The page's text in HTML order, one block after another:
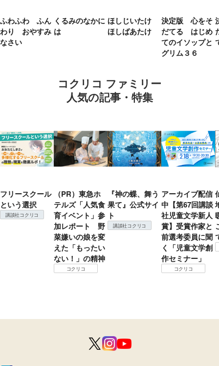
ふわふわ ふん
わり おやすみ
なさい
くるみのなかに
は
ほしじいたけ
ほしばあたけ
決定版 心をそ
だてる はじめ
てのイソップと
グリム３６
コクリコ ファミリー
人気の記事・特集
フリースクール
という選択
講談社コクリコ
（PR）東急ホ
テルズ「人気食
育イベント」参
加レポート 野
菜嫌いの娘を変
えた「もったい
ない！」の精神
コクリコ
『神の蝶、舞う
果て』公式サイ
ト
講談社コクリコ
アーカイブ配信
中【第67回講談
社児童文学新人
賞】受賞作家と
前選考委員に聞
く「児童文学創
作セミナー」
コクリコ